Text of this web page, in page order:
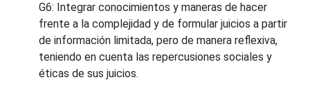
G6: Integrar conocimientos y maneras de hacer
frente a la complejidad y de formular juicios a partir
de información limitada, pero de manera reflexiva,
teniendo en cuenta las repercusiones sociales y
éticas de sus juicios.